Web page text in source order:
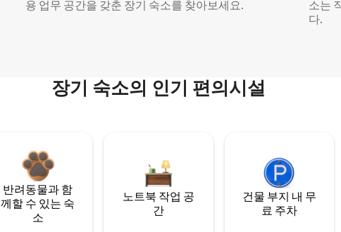
용 업무 공간을 갖춘 장기 숙소를 찾아보세요.
소는
다.
장기 숙소의 인기 편의시설
반려동물과 함
께할 수 있는 숙
소
노트북 작업 공
간
건물 부지 내 무
료 주차